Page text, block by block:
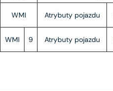
WMI Atrybuty pojazdu
WMI 9 Atrybuty pojazdu